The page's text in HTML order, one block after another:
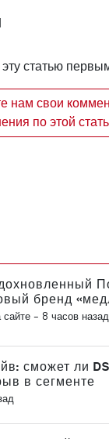
статью
нам свои
по этой
бренд
VEMANO
сайте - 8 часов назад
сможет ли
в сегменте